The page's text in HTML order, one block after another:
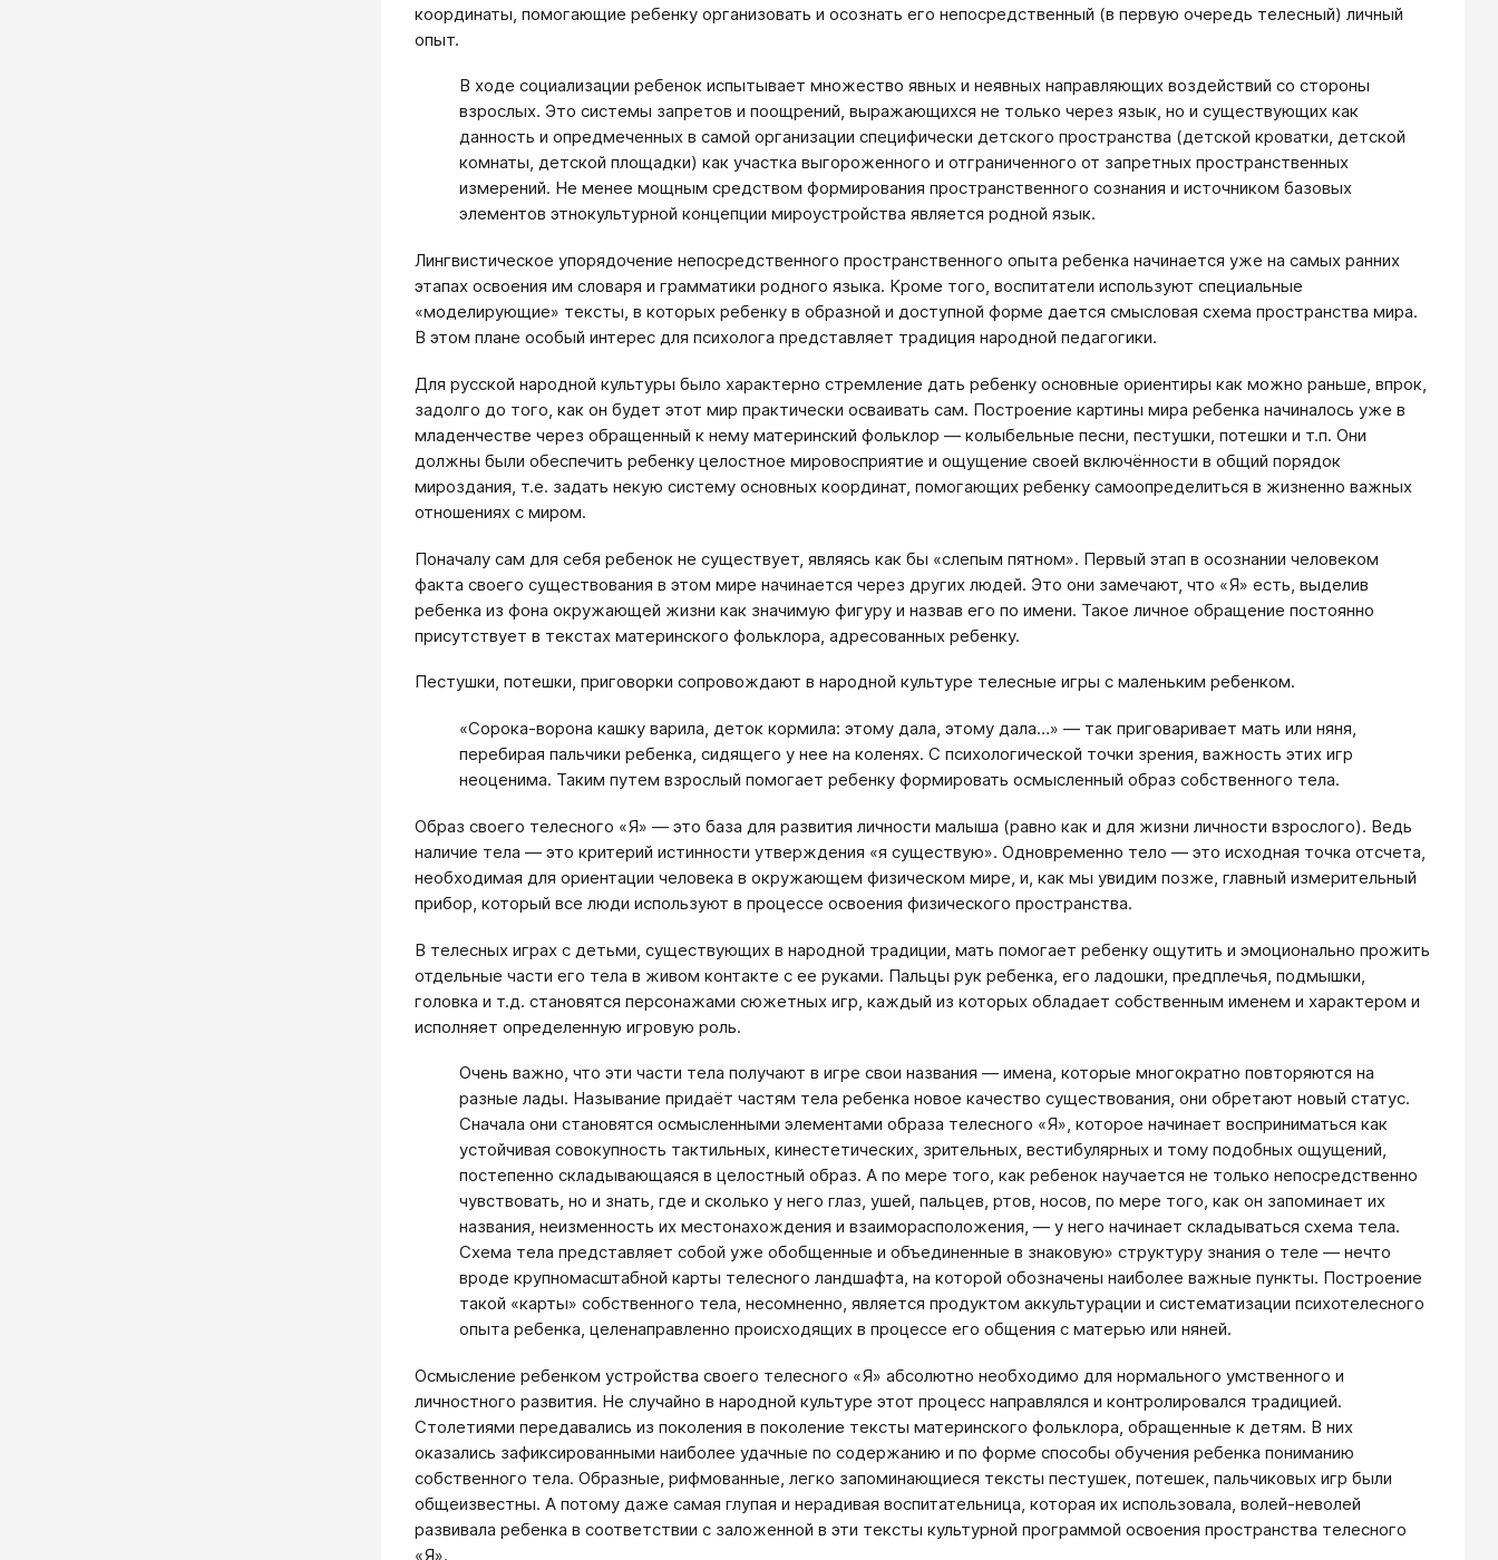
координаты, помогающие ребенку организовать и осознать его непосредственный (в первую очередь телесный) личный
опыт.
В ходе социализации ребенок испытывает множество явных и неявных направляющих воздействий со стороны
взрослых. Это системы запретов и поощрений, выражающихся не только через язык, но и существующих как
данность и опредмеченных в самой организации специфически детского пространства (детской кроватки, детской
комнаты, детской площадки) как участка выгороженного и отграниченного от запретных пространственных
измерений. Не менее мощным средством формирования пространственного сознания и источником базовых
элементов этнокультурной концепции мироустройства является родной язык.
Лингвистическое упорядочение непосредственного пространственного опыта ребенка начинается уже на самых ранних
этапах освоения им словаря и грамматики родного языка. Кроме того, воспитатели используют специальные
«моделирующие» тексты, в которых ребенку в образной и доступной форме дается смысловая схема пространства мира.
В этом плане особый интерес для психолога представляет традиция народной педагогики.
Для русской народной культуры было характерно стремление дать ребенку основные ориентиры как можно раньше, впрок,
задолго до того, как он будет этот мир практически осваивать сам. Построение картины мира ребенка начиналось уже в
младенчестве через обращенный к нему материнский фольклор ― колыбельные песни, пестушки, потешки и т.п. Они
должны были обеспечить ребенку целостное мировосприятие и ощущение своей включённости в общий порядок
мироздания, т.е. задать некую систему основных координат, помогающих ребенку самоопределиться в жизненно важных
отношениях с миром.
Поначалу сам для себя ребенок не существует, являясь как бы «слепым пятном». Первый этап в осознании человеком
факта своего существования в этом мире начинается через других людей. Это они замечают, что «Я» есть, выделив
ребенка из фона окружающей жизни как значимую фигуру и назвав его по имени. Такое личное обращение постоянно
присутствует в текстах материнского фольклора, адресованных ребенку.
Пестушки, потешки, приговорки сопровождают в народной культуре телесные игры с маленьким ребенком.
«Сорока-ворона кашку варила, деток кормила: этому дала, этому дала…» ― так приговаривает мать или няня,
перебирая пальчики ребенка, сидящего у нее на коленях. С психологической точки зрения, важность этих игр
неоценима. Таким путем взрослый помогает ребенку формировать осмысленный образ собственного тела.
Образ своего телесного «Я» ― это база для развития личности малыша (равно как и для жизни личности взрослого). Ведь
наличие тела ― это критерий истинности утверждения «я существую». Одновременно тело ― это исходная точка отсчета,
необходимая для ориентации человека в окружающем физическом мире, и, как мы увидим позже, главный измерительный
прибор, который все люди используют в процессе освоения физического пространства.
В телесных играх с детьми, существующих в народной традиции, мать помогает ребенку ощутить и эмоционально прожить
отдельные части его тела в живом контакте с ее руками. Пальцы рук ребенка, его ладошки, предплечья, подмышки,
головка и т.д. становятся персонажами сюжетных игр, каждый из которых обладает собственным именем и характером и
исполняет определенную игровую роль.
Очень важно, что эти части тела получают в игре свои названия ― имена, которые многократно повторяются на
разные лады. Называние придаёт частям тела ребенка новое качество существования, они обретают новый статус.
Сначала они становятся осмысленными элементами образа телесного «Я», которое начинает восприниматься как
устойчивая совокупность тактильных, кинестетических, зрительных, вестибулярных и тому подобных ощущений,
постепенно складывающаяся в целостный образ. А по мере того, как ребенок научается не только непосредственно
чувствовать, но и знать, где и сколько у него глаз, ушей, пальцев, ртов, носов, по мере того, как он запоминает их
названия, неизменность их местонахождения и взаиморасположения, ― у него начинает складываться схема тела.
Схема тела представляет собой уже обобщенные и объединенные в знаковую» структуру знания о теле ― нечто
вроде крупномасштабной карты телесного ландшафта, на которой обозначены наиболее важные пункты. Построение
такой «карты» собственного тела, несомненно, является продуктом аккультурации и систематизации психотелесного
опыта ребенка, целенаправленно происходящих в процессе его общения с матерью или няней.
Осмысление ребенком устройства своего телесного «Я» абсолютно необходимо для нормального умственного и
личностного развития. Не случайно в народной культуре этот процесс направлялся и контролировался традицией.
Столетиями передавались из поколения в поколение тексты материнского фольклора, обращенные к детям. В них
оказались зафиксированными наиболее удачные по содержанию и по форме способы обучения ребенка пониманию
собственного тела. Образные, рифмованные, легко запоминающиеся тексты пестушек, потешек, пальчиковых игр были
общеизвестны. А потому даже самая глупая и нерадивая воспитательница, которая их использовала, волей-неволей
развивала ребенка в соответствии с заложенной в эти тексты культурной программой освоения пространства телесного
«Я».